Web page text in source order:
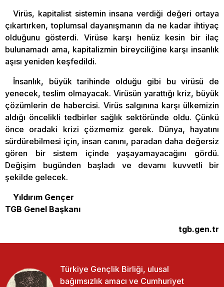
Virüs, kapitalist sistemin insana verdiği değeri ortaya
çıkartırken, toplumsal dayanışmanın da ne kadar ihtiyaç
olduğunu gösterdi. Virüse karşı henüz kesin bir ilaç
bulunamadı ama, kapitalizmin bireyciliğine karşı insanlık
aşısı yeniden keşfedildi.
İnsanlık, büyük tarihinde olduğu gibi bu virüsü de
yenecek, teslim olmayacak. Virüsün yarattığı kriz, büyük
çözümlerin de habercisi. Virüs salgınına karşı ülkemizin
aldığı öncelikli tedbirler sağlık sektöründe oldu. Çünkü
önce oradaki krizi çözmemiz gerek. Dünya, hayatını
sürdürebilmesi için, insan canını, paradan daha değersiz
gören bir sistem içinde yaşayamayacağını gördü.
Değişim bugünden başladı ve devamı kuvvetli bir
şekilde gelecek.
Yıldırım Gençer
TGB Genel Başkanı
tgb.gen.tr
Türkiye Gençlik Birliği, ulusal
bağımsızlık amacı ve Cumhuriyet